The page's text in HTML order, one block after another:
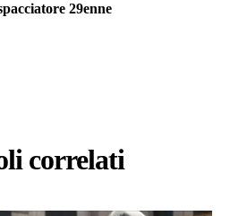
29enne
correlati